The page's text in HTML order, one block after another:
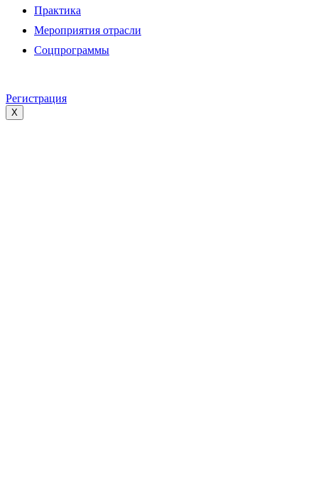
Практика
Мероприятия отрасли
Соцпрограммы
Регистрация
X